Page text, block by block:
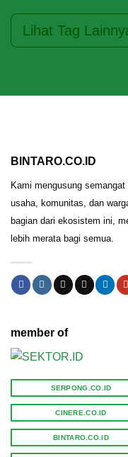
Lihat Tag
BINTARO.CO.ID
Kami mengusung
usaha, komunitas, dan
bagian dari ekosistem ini,
lebih merata bagi semua.
member of
SERPONG.CO.ID
CINERE.CO.ID
BINTARO.CO.ID